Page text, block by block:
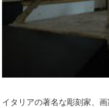
イタリアの著名な彫刻家、